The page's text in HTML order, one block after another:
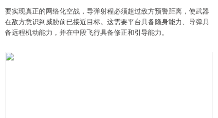
要实现真正的网络化空战，导弹射程必须超过敌方预警距离，使武器
在敌方意识到威胁前已接近目标。这需要平台具备隐身能力、导弹具
备远程机动能力，并在中段飞行具备修正和引导能力。